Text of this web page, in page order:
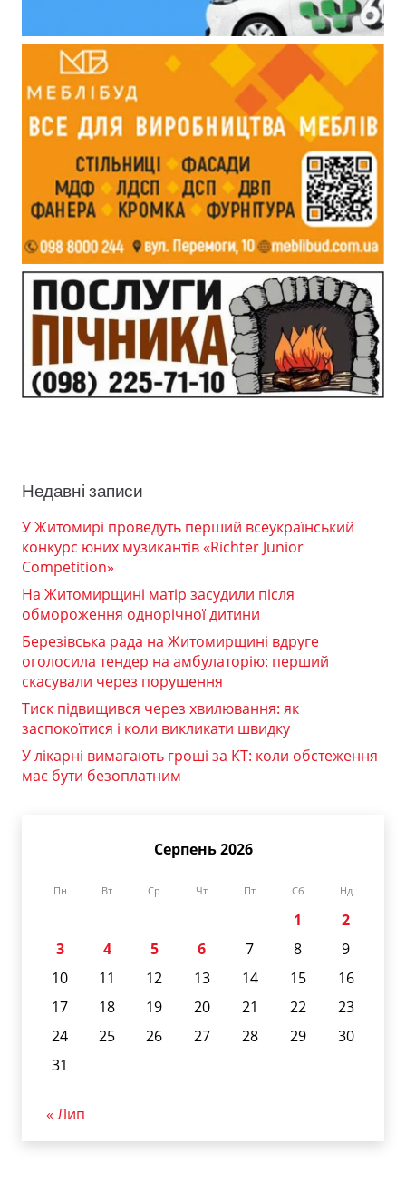
Недавні записи
У Житомирі проведуть перший всеукраїнський
конкурс юних музикантів «Richter Junior
Competition»
На Житомирщині матір засудили після
обмороження однорічної дитини
Березівська рада на Житомирщині вдруге
оголосила тендер на амбулаторію: перший
скасували через порушення
Тиск підвищився через хвилювання: як
заспокоїтися і коли викликати швидку
У лікарні вимагають гроші за КТ: коли обстеження
має бути безоплатним
Серпень 2026
Пн Вт Ср Чт Пт Сб Нд
1
2
3
4 5 6 7 8
9
10
11 12 13 14 15
16
17
18 19 20 21 22
23
24
25 26 27 28 29
30
31
« Лип